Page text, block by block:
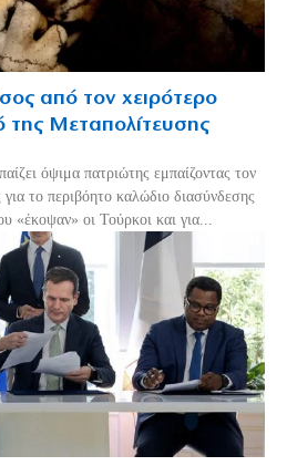
από τον χειρότερο
Μεταπολίτευσης
όψιμα πατριώτης εμπαίζοντας τον
το περιβόητο καλώδιο διασύνδεσης
οι Τούρκοι και για...